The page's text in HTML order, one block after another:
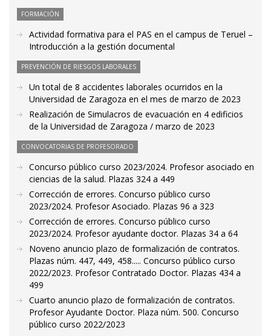
FORMACIÓN
Actividad formativa para el PAS en el campus de Teruel –
Introducción a la gestión documental
PREVENCIÓN DE RIESGOS LABORALES
Un total de 8 accidentes laborales ocurridos en la
Universidad de Zaragoza en el mes de marzo de 2023
Realización de Simulacros de evacuación en 4 edificios
de la Universidad de Zaragoza / marzo de 2023
CONVOCATORIAS DE PROFESORADO
Concurso público curso 2023/2024. Profesor asociado en
ciencias de la salud. Plazas 324 a 449
Corrección de errores. Concurso público curso
2023/2024. Profesor Asociado. Plazas 96 a 323
Corrección de errores. Concurso público curso
2023/2024. Profesor ayudante doctor. Plazas 34 a 64
Noveno anuncio plazo de formalización de contratos.
Plazas núm. 447, 449, 458..... Concurso público curso
2022/2023. Profesor Contratado Doctor. Plazas 434 a
499
Cuarto anuncio plazo de formalización de contratos.
Profesor Ayudante Doctor. Plaza núm. 500. Concurso
público curso 2022/2023